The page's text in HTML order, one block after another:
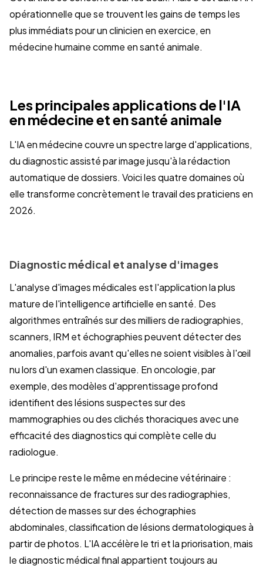
opérationnelle que se trouvent les gains de temps les
plus immédiats pour un clinicien en exercice, en
médecine humaine comme en santé animale.
Les principales applications de l'IA
en médecine et en santé animale
L'IA en médecine couvre un spectre large d'applications,
du diagnostic assisté par image jusqu'à la rédaction
automatique de dossiers. Voici les quatre domaines où
elle transforme concrètement le travail des praticiens en
2026.
Diagnostic médical et analyse d'images
L'analyse d'images médicales est l'application la plus
mature de l'intelligence artificielle en santé. Des
algorithmes entraînés sur des milliers de radiographies,
scanners, IRM et échographies peuvent détecter des
anomalies, parfois avant qu'elles ne soient visibles à l'œil
nu lors d'un examen classique. En oncologie, par
exemple, des modèles d'apprentissage profond
identifient des lésions suspectes sur des
mammographies ou des clichés thoraciques avec une
efficacité des diagnostics qui complète celle du
radiologue.
Le principe reste le même en médecine vétérinaire :
reconnaissance de fractures sur des radiographies,
détection de masses sur des échographies
abdominales, classification de lésions dermatologiques à
partir de photos. L'IA accélère le tri et la priorisation, mais
le diagnostic médical final appartient toujours au